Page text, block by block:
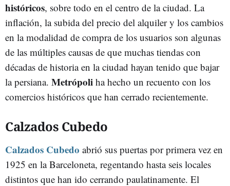
históricos, sobre todo en el centro de la ciudad. La
inflación, la subida del precio del alquiler y los cambios
en la modalidad de compra de los usuarios son algunas
de las múltiples causas de que muchas tiendas con
décadas de historia en la ciudad hayan tenido que bajar
la persiana. Metrópoli ha hecho un recuento con los
comercios históricos que han cerrado recientemente.
Calzados Cubedo
Calzados Cubedo abrió sus puertas por primera vez en
1925 en la Barceloneta, regentando hasta seis locales
distintos que han ido cerrando paulatinamente. El